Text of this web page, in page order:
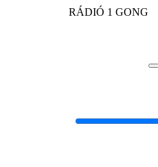
RÁDIÓ 1 GONG